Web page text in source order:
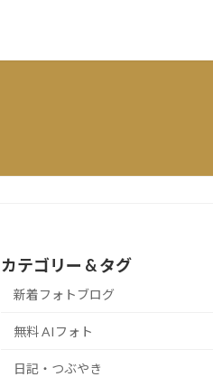
カテゴリー & タグ
新着フォトブログ
無料 AIフォト
日記・つぶやき